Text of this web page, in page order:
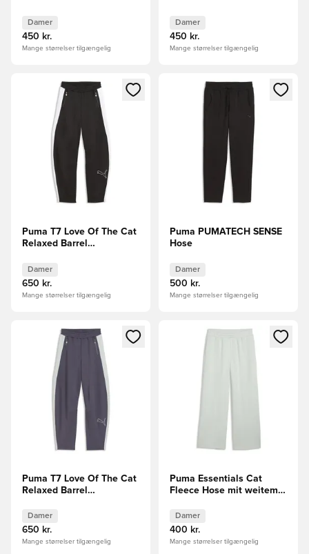
Damer
450 kr.
Mange størrelser tilgængelig
Damer
450 kr.
Mange størrelser tilgængelig
Åbner en Modal til at logge ind eller tilmelde dig som
Puma T7 Love Of The Cat
Relaxed Barrel
Damer
650 kr.
Mange størrelser tilgængelig
Åbner en Modal til at logge
Puma PUMATECH SENSE
Hose
Damer
500 kr.
Mange størrelser tilgængelig
Åbner en Modal til at logge ind eller tilmelde dig som
Puma T7 Love Of The Cat
Relaxed Barrel
Damer
650 kr.
Mange størrelser tilgængelig
Åbner en Modal til at logge
Puma Essentials Cat
Fleece Hose mit weitem
Damer
400 kr.
Mange størrelser tilgængelig